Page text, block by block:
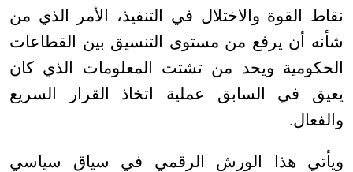
نقاط القوة والاختلال في التنفيذ، الأمر الذي من
شأنه أن يرفع من مستوى التنسيق بين القطاعات
الحكومية ويحد من تشتت المعلومات الذي كان
يعيق في السابق عملية اتخاذ القرار السريع
والفعال.
ويأتي هذا الورش الرقمي في سياق سياسي